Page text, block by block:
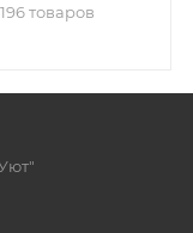
196 товаров